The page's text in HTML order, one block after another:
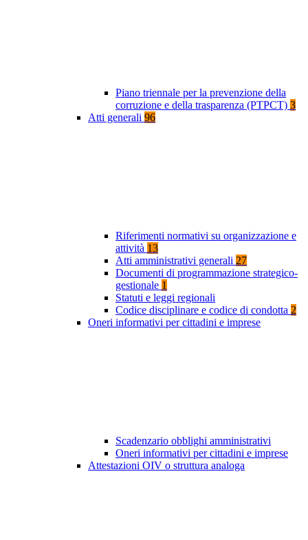
Piano triennale per la prevenzione della
corruzione e della trasparenza (PTPCT) 3
Atti generali 96
Riferimenti normativi su organizzazione e
attività 13
Atti amministrativi generali 27
Documenti di programmazione strategico-
gestionale 1
Statuti e leggi regionali
Codice disciplinare e codice di condotta 2
Oneri informativi per cittadini e imprese
Scadenzario obblighi amministrativi
Oneri informativi per cittadini e imprese
Attestazioni OIV o struttura analoga